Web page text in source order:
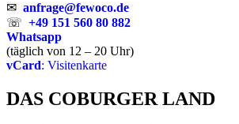
✉ anfrage@fewoco.de
☏ +49 151 560 80 882
Whatsapp
(täglich von 12 – 20 Uhr)
vCard: Visitenkarte
DAS COBURGER LAND